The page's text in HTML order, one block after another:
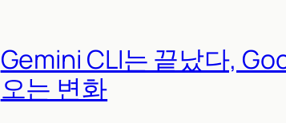
Gemini CLI는 끝났다,
오는 변화